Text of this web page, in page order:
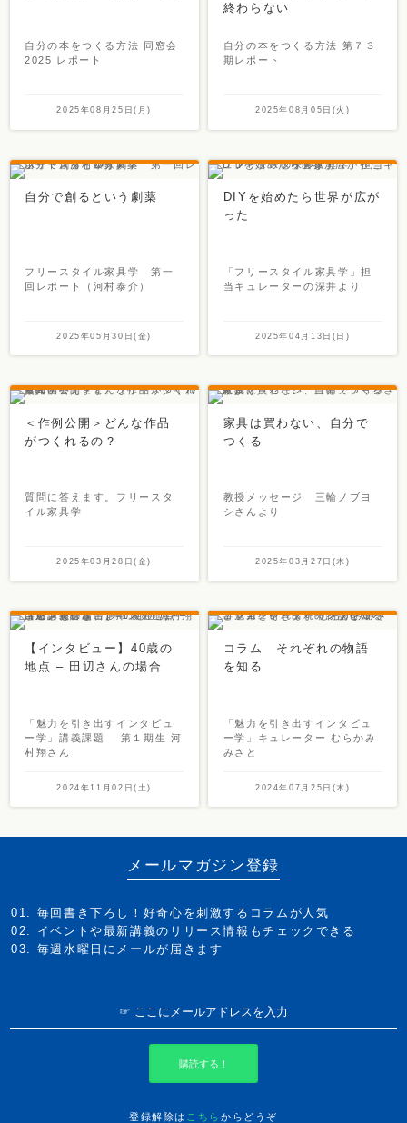
自分の本をつくる方法 同窓会
2025 レポート
2025年08月25日(月)
終わらない
自分の本をつくる方法 第７３
期レポート
2025年08月05日(火)
自分で創るという劇薬
フリースタイル家具学 第一
回レポート（河村泰介）
2025年05月30日(金)
DIYを始めたら世界が広が
った
「フリースタイル家具学」担
当キュレーターの深井より
2025年04月13日(日)
＜作例公開＞どんな作品
がつくれるの？
質問に答えます。フリースタ
イル家具学
2025年03月28日(金)
家具は買わない、自分で
つくる
教授メッセージ 三輪ノブヨ
シさんより
2025年03月27日(木)
【インタビュー】40歳の
地点 – 田辺さんの場合
「魅力を引き出すインタビュ
ー学」講義課題 第１期生 河
村翔さん
2024年11月02日(土)
コラム それぞれの物語
を知る
「魅力を引き出すインタビュ
ー学」キュレーター むらかみ
みさと
2024年07月25日(木)
メールマガジン登録
毎回書き下ろし！好奇心を刺激するコラムが人気
イベントや最新講義のリリース情報もチェックできる
毎週水曜日にメールが届きます
購読する！
登録解除は こちら からどうぞ